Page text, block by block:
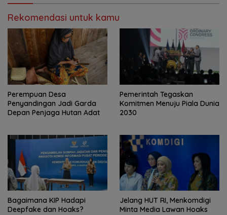
Rekomendasi untuk kamu
Perempuan Desa
Penyandingan Jadi Garda
Depan Penjaga Hutan Adat
Pemerintah Tegaskan
Komitmen Menuju Piala Dunia
2030
Bagaimana KIP Hadapi
Deepfake dan Hoaks?
Jelang HUT RI, Menkomdigi
Minta Media Lawan Hoaks